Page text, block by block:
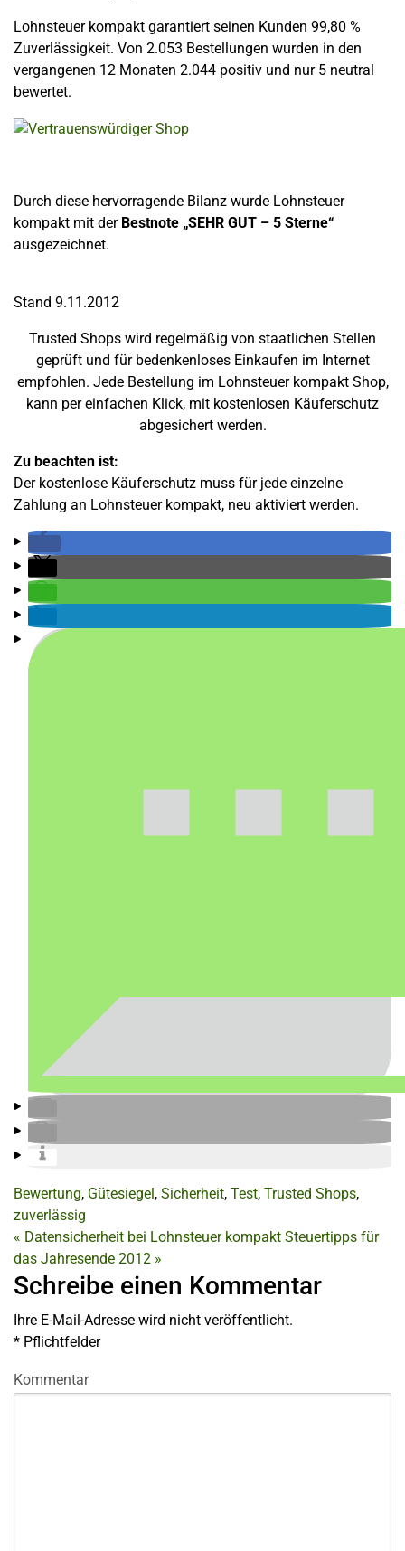
Lohnsteuer kompakt garantiert seinen Kunden 99,80 %
Zuverlässigkeit. Von 2.053 Bestellungen wurden in den
vergangenen 12 Monaten 2.044 positiv und nur 5 neutral
bewertet.
Durch diese hervorragende Bilanz wurde Lohnsteuer
kompakt mit der Bestnote „SEHR GUT – 5 Sterne“
ausgezeichnet.
Stand 9.11.2012
Trusted Shops wird regelmäßig von staatlichen Stellen
geprüft und für bedenkenloses Einkaufen im Internet
empfohlen. Jede Bestellung im Lohnsteuer kompakt Shop,
kann per einfachen Klick, mit kostenlosen Käuferschutz
abgesichert werden.
Zu beachten ist:
Der kostenlose Käuferschutz muss für jede einzelne
Zahlung an Lohnsteuer kompakt, neu aktiviert werden.
Bewertung, Gütesiegel, Sicherheit, Test, Trusted Shops,
zuverlässig
« Datensicherheit bei Lohnsteuer kompakt Steuertipps für
das Jahresende 2012 »
Schreibe einen Kommentar
Ihre E-Mail-Adresse wird nicht veröffentlicht.
* Pflichtfelder
Kommentar